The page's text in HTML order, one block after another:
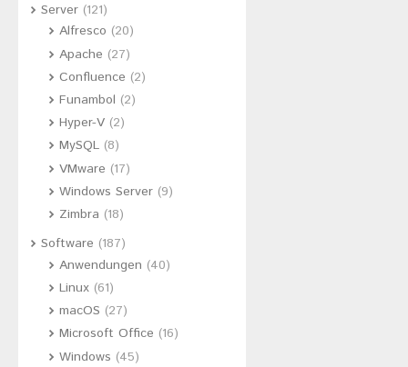
Server (121)
Alfresco (20)
Apache (27)
Confluence (2)
Funambol (2)
Hyper-V(2)
MySQL(8)
VMware (17)
Windows Server(9)
Zimbra (18)
Software (187)
Anwendungen (40)
Linux(61)
macOS (27)
Microsoft Office (16)
Windows (45)